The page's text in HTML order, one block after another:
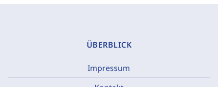
ÜBERBLICK
Impressum